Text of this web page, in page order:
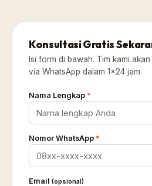
Konsultasi Gratis
Isi form di bawah. Tim kami
via WhatsApp dalam 1×24 jam.
Nama Lengkap *
Nomor WhatsApp *
Email (opsional)